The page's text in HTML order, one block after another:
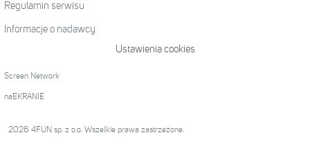
Regulamin serwisu
Informacje o nadawcy
Ustawienia cookies
Screen Network
naEKRANIE
2026 4FUN sp. z o.o. Wszelkie prawa zastrzeżone.